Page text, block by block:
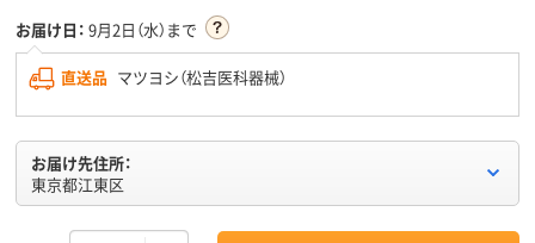
お届け日： 9月2日（水）まで
直送品 マツヨシ（松吉医科器械）
お届け先住所：
東京都江東区